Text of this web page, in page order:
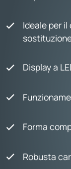
Ideale per
Display a
Forma
Robusta